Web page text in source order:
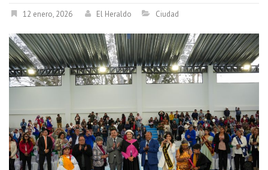
12 enero, 2026 El Heraldo Ciudad